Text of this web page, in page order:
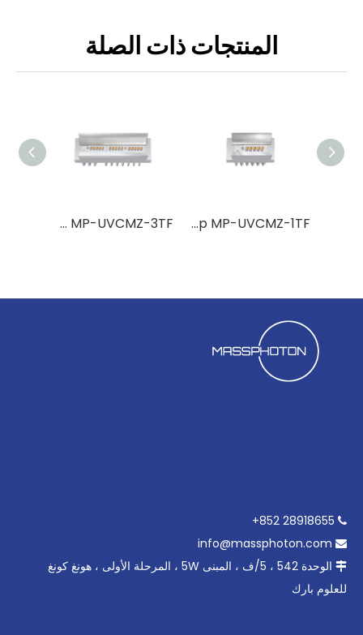
المنتجات ذات الصلة
UVC LED Strip MP-UVCMZ-3TF UVC LED Strip MP-UVCMZ-1TF



الوحدة 542 ، 5/ف ، المبنى 5W ، المرحلة الأولى ، هونغ كونغ
للعلوم بارك